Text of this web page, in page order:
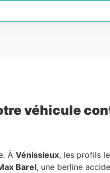
véhicule
À Vénissieux, les profils
Barel, une berline